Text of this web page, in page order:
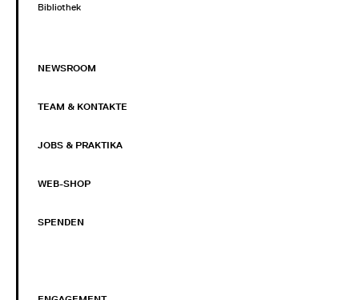
Bibliothek
NEWSROOM
TEAM & KONTAKTE
JOBS & PRAKTIKA
WEB-SHOP
SPENDEN